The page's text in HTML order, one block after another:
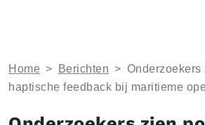
Home > Berichten >
haptische feedback bij maritieme